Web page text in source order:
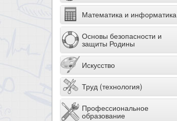
Математика и информатика
Основы безопасности и
защиты Родины
Искусство
Труд (технология)
Профессиональное
образование